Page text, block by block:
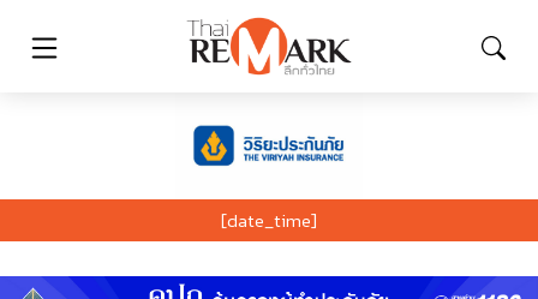
[date_time]